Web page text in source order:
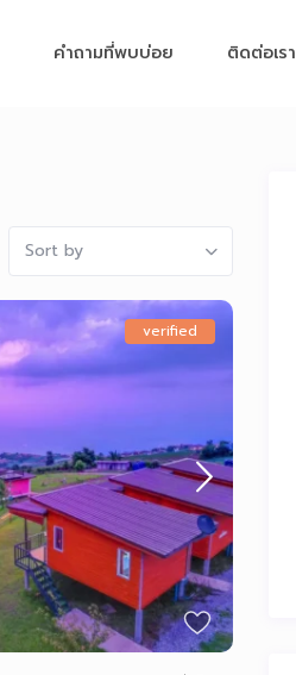
คำถามที่พบบ่อย ติดต่อเรา
Sort by
verified